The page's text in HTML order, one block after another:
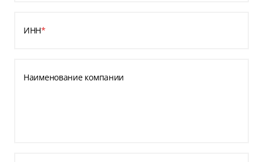
ИНН*
Наименование компании